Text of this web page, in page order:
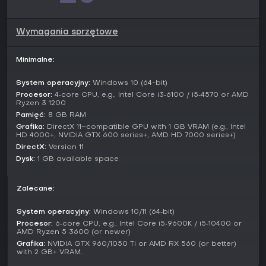
nim role Identification Officer oraz Fighter Allocator - gracz
musi dokładnie klasyfikować samoloty na konsoli radarowej,
gotowości jednostki przechwytujące. Sukces zależy od
doprowadzić do szerszego konfliktu.
Basic Training zapoznaje z podstawowymi funkcjami i
sterowaniem, oferując prowadzone scenariusze dotyczące
obsługi radaru i zarządzania zasobami. Trade Training
rozwija te zagadnienia, wprowadzając bardziej
zaawansowane ustawienia i pokazując pełen zakres
możliwości samolotów oraz opcji dostępnych dla dowódcy.
Interfejs odwzorowuje środowisko bunkra z dedykowanymi
kierowania siłami. W trakcie jednej sesji gracz przełącza się
między zadaniami identyfikacyjnymi a przydziałem
jednostek, balansując między zbieraniem informacji a
aktywną reakcją. Zarządzanie myśliwcami obejmuje bieżące
zmiany tras, oszczędzanie paliwa oraz ustalanie zasad
Wymagania sprzętowe
Minimalne:
System operacyjny: Windows 10 (64-bit)
Procesor: 4‑core CPU, e.g., Intel Core i3‑6100 / i5‑4570 or AMD
Ryzen 3 1200
Pamięć: 8 GB RAM
Grafika: DirectX 11–compatible GPU with 1 GB VRAM (e.g., Intel
HD 4000+, NVIDIA GTX 600 series+, AMD HD 7000 series+)
DirectX: Version 11
Dysk: 1 GB available space
Zalecane:
System operacyjny: Windows 10/11 (64‑bit)
Procesor: 6‑core CPU, e.g., Intel Core i5‑9600K / i5‑10400 or
AMD Ryzen 5 3600 (or newer)
Grafika: NVIDIA GTX 960/1050 Ti or AMD RX 560 (or better)
with 2 GB+ VRAM.